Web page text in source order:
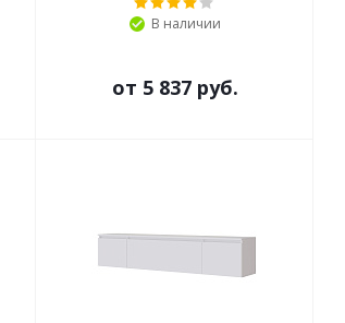
В наличии
от 5 837 руб.